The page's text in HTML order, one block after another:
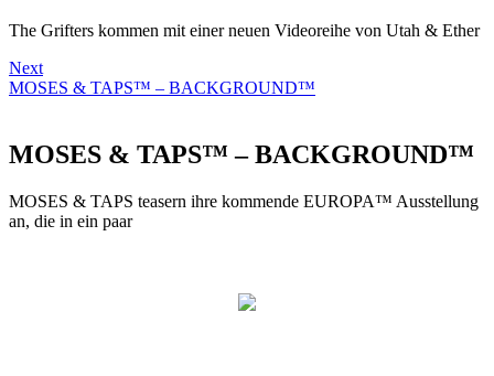
The Grifters kommen mit einer neuen Videoreihe von Utah & Ether
Next
MOSES & TAPS™ – BACKGROUND™
MOSES & TAPS™ – BACKGROUND™
MOSES & TAPS teasern ihre kommende EUROPA™ Ausstellung
an, die in ein paar